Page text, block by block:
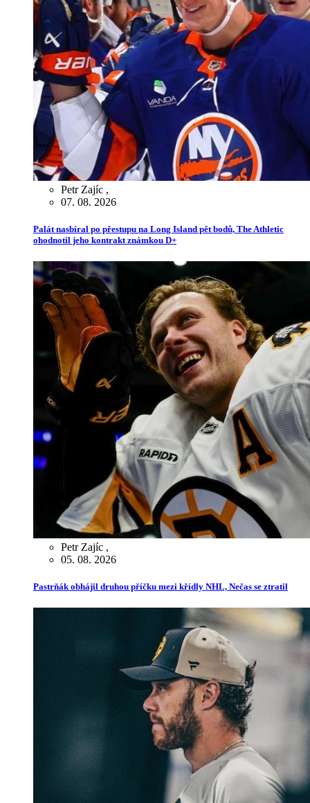
Petr Zajíc ,
07. 08. 2026
Palát nasbíral po přestupu na Long Island pět bodů, The Athletic
ohodnotil jeho kontrakt známkou D+
Petr Zajíc ,
05. 08. 2026
Pastrňák obhájil druhou příčku mezi křídly NHL, Nečas se ztratil